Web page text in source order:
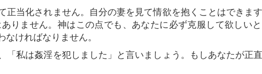
当化されません。自分の妻を見て情欲を抱くことはできま
りません。神はこの点でも、あなたに必ず克服して欲しい
ければなりません。
私は姦淫を犯しました」と言いましょう。もしあなたが正